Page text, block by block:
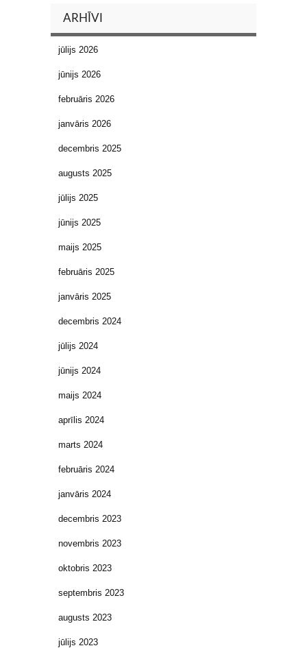
ARHĪVI
jūlijs 2026
jūnijs 2026
februāris 2026
janvāris 2026
decembris 2025
augusts 2025
jūlijs 2025
jūnijs 2025
maijs 2025
februāris 2025
janvāris 2025
decembris 2024
jūlijs 2024
jūnijs 2024
maijs 2024
aprīlis 2024
marts 2024
februāris 2024
janvāris 2024
decembris 2023
novembris 2023
oktobris 2023
septembris 2023
augusts 2023
jūlijs 2023